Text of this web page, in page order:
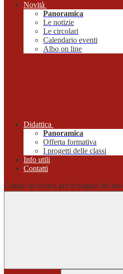
Novità
Panoramica
Le notizie
Le circolari
Calendario eventi
Albo on line
Didattica
Panoramica
Offerta formativa
I progetti delle classi
Info utili
Contatti
Campo di ricerca per le pagine del sito